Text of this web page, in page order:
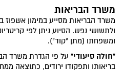
משרד הבריאות
משרד הבריאות מסייע במימון אשפוז
ולתשושי נפש. הסיוע ניתן לפי
ומשפחתו (מתן "קוד").
"חולה סיעודי" על פי הגדרת משרד
בריאותו ותפקודו ירודים, כתוצאה